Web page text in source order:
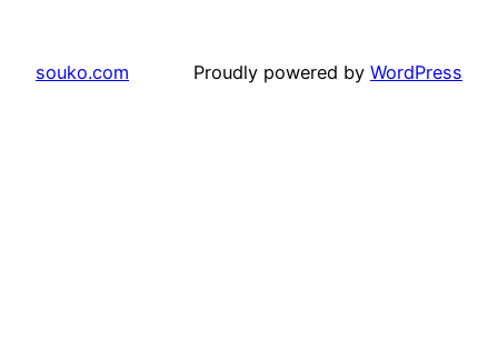
souko.com Proudly powered by WordPress